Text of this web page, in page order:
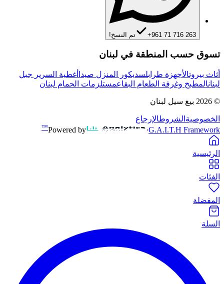
+961 71 716 263 تم النسخ!
تسوق حسب المنطقة في لبنان
أثاث بيروتالأجهزة طرابلسديكور المنزل صيدا أغطية السرير جبل
لبنانالمطبخ وغرفة الطعام البقاعمستلزمات الحمام لبنان
©
2026 بيغ سيل لبنان
الخصوصية الشروطالإرجاع
Powered by
·G.A.I.T.H Framework
™
الرئيسية
الفئات
المفضلة
السلة